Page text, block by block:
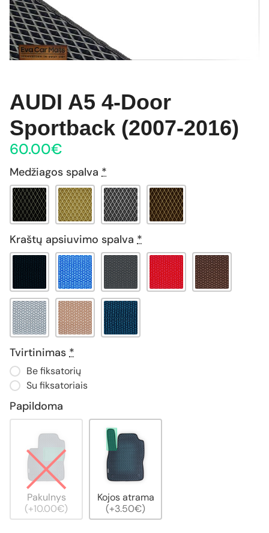
AUDI A5 4-Door
Sportback (2007-2016)
60.00€
Medžiagos spalva *
Kraštų apsiuvimo spalva *
Tvirtinimas *
Be fiksatorių
Su fiksatoriais
Papildoma
Pakulnys
(+10.00€)
Kojos atrama
(+3.50€)